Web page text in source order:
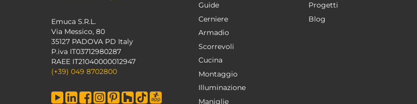
Emuca S.R.L.
Via Messico, 80
35127 PADOVA PD Italy
P.iva IT03712980287
RAEE IT21040000012947
(+39) 049 8702800
Guide
Cerniere
Armadio
Scorrevoli
Cucina
Montaggio
Illuminazione
Maniglie
Progetti
Blog